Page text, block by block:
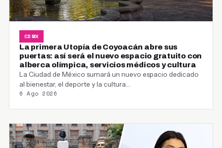
CDMX
La primera Utopía de Coyoacán abre sus
puertas: así será el nuevo espacio gratuito con
alberca olímpica, servicios médicos y cultura
La Ciudad de México sumará un nuevo espacio dedicado
al bienestar, el deporte y la cultura…
6 Ago 2026